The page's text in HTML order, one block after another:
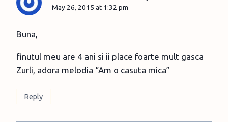
May 26, 2015 at 1:32 pm
Buna,
finutul meu are 4 ani si ii place foarte mult gasca
Zurli, adora melodia “Am o casuta mica”
Reply